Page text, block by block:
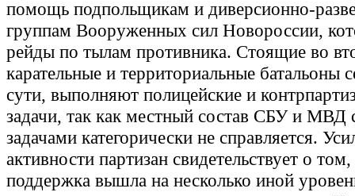
помощь подпольщикам и диверсионно-
группам Вооруженных сил Новороссии,
рейды по тылам противника. Стоящие во
карательные и территориальные батальоны
сути, выполняют полицейские и
задачи, так как местный состав СБУ и МВД
задачами категорически не справляется.
активности партизан свидетельствует о
поддержка вышла на несколько иной